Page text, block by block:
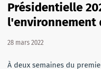
Présidentielle
l'environnement
28 mars 2022
À deux semaines du